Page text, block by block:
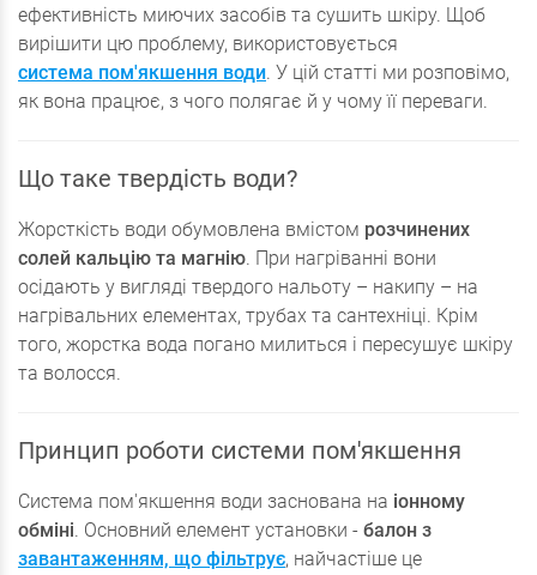
ефективність миючих засобів та сушить шкіру. Щоб
вирішити цю проблему, використовується
система пом'якшення води. У цій статті ми розповімо,
як вона працює, з чого полягає й у чому її переваги.
Що таке твердість води?
Жорсткість води обумовлена вмістом розчинених
солей кальцію та магнію. При нагріванні вони
осідають у вигляді твердого нальоту – накипу – на
нагрівальних елементах, трубах та сантехніці. Крім
того, жорстка вода погано милиться і пересушує шкіру
та волосся.
Принцип роботи системи пом'якшення
Система пом'якшення води заснована на іонному
обміні. Основний елемент установки - балон з
завантаженням, що фільтрує, найчастіше це